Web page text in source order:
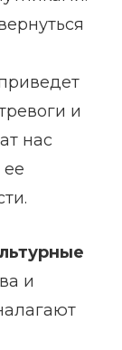
и
нас
и